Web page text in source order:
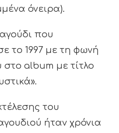
όνειρα).
που
το 1997 με τη φωνή
στο album με τίτλο
του
ήταν χρόνια